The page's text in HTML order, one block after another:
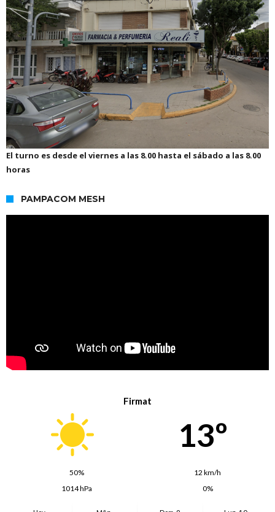
El turno es desde el viernes a las 8.00 hasta el sábado a las 8.00
horas
PAMPACOM MESH
Firmat
13º
50%
12 km/h
1014 hPa
0%